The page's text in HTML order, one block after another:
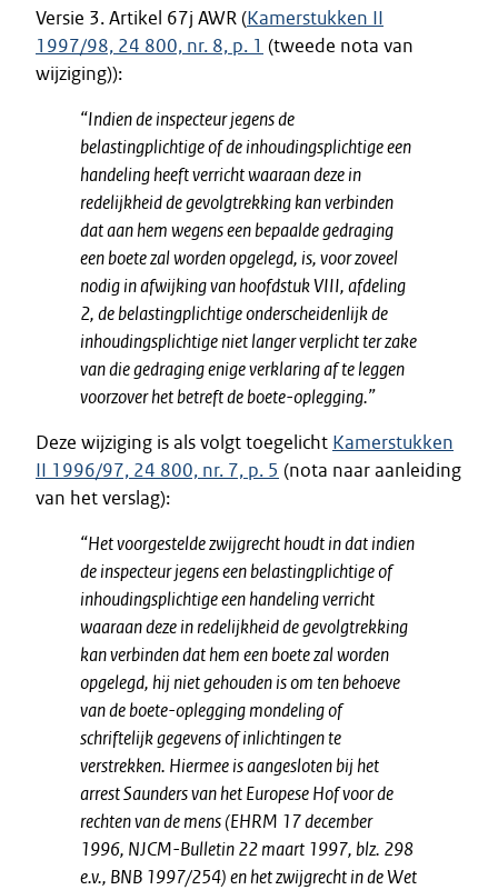
Versie 3. Artikel 67j AWR (Kamerstukken II
1997/98, 24 800, nr. 8, p. 1 (tweede nota van
wijziging)):
“Indien de inspecteur jegens de
belastingplichtige of de inhoudingsplichtige een
handeling heeft verricht waaraan deze in
redelijkheid de gevolgtrekking kan verbinden
dat aan hem wegens een bepaalde gedraging
een boete zal worden opgelegd, is, voor zoveel
nodig in afwijking van hoofdstuk VIII, afdeling
2, de belastingplichtige onderscheidenlijk de
inhoudingsplichtige niet langer verplicht ter zake
van die gedraging enige verklaring af te leggen
voorzover het betreft de boete-oplegging.”
Deze wijziging is als volgt toegelicht Kamerstukken
II 1996/97, 24 800, nr. 7, p. 5 (nota naar aanleiding
van het verslag):
“Het voorgestelde zwijgrecht houdt in dat indien
de inspecteur jegens een belastingplichtige of
inhoudingsplichtige een handeling verricht
waaraan deze in redelijkheid de gevolgtrekking
kan verbinden dat hem een boete zal worden
opgelegd, hij niet gehouden is om ten behoeve
van de boete-oplegging mondeling of
schriftelijk gegevens of inlichtingen te
verstrekken. Hiermee is aangesloten bij het
arrest Saunders van het Europese Hof voor de
rechten van de mens (EHRM 17 december
1996, NJCM-Bulletin 22 maart 1997, blz. 298
e.v., BNB 1997/254) en het zwijgrecht in de Wet